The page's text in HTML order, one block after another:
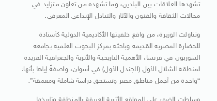
تشهدها العلاقات بين البلدين، وما تشهده من تعاون متزايد في
مجالات الثقافة والفنون والآثار والتبادل الإبداعي المعرفي.
وتناولت الوزيرة، من واقع خلفيتها الأكاديمية الدولية كأستاذة
للحضارة المصرية القديمة وباحثة بمركز البحوث العلمية بجامعة
السوربون في فرنسا، الأهمية التاريخية والأثرية والجغرافية الفريدة
لمنطقة الشلال الأول (الجندل الأول) في أسوان، واصفةً إياها بأنها:
“واحدة من أجمل مناطق مصر وتستحق دراسة شاملة ومعمقة”.